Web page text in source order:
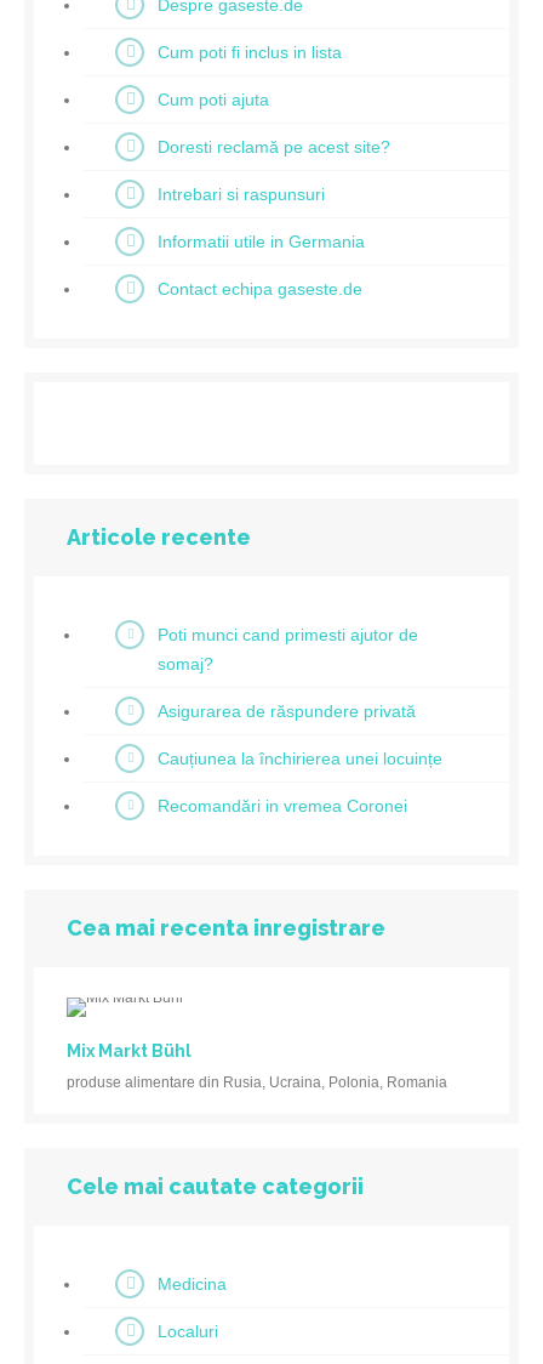
Despre gaseste.de
Cum poti fi inclus in lista
Cum poti ajuta
Doresti reclamă pe acest site?
Intrebari si raspunsuri
Informatii utile in Germania
Contact echipa gaseste.de
Articole recente
Poti munci cand primesti ajutor de
somaj?
Asigurarea de răspundere privată
Cauțiunea la închirierea unei locuințe
Recomandări in vremea Coronei
Cea mai recenta inregistrare
Mix Markt Bühl
produse alimentare din Rusia, Ucraina, Polonia, Romania
Cele mai cautate categorii
Medicina
Localuri